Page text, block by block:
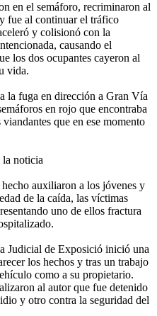
en el semáforo, recriminaron al
fue al continuar el tráfico
y colisionó con la
causando el
los dos ocupantes cayeron al
vida.
la fuga en dirección a Gran Vía
en rojo que encontraba
que en ese momento
auxiliaron a los jóvenes y
de la caída, las víctimas
uno de ellos fractura
Judicial de Exposició inició una
los hechos y tras un trabajo
como a su propietario.
al autor que fue detenido
y otro contra la seguridad del